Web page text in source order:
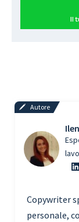
Autore
Copywriter
personale,